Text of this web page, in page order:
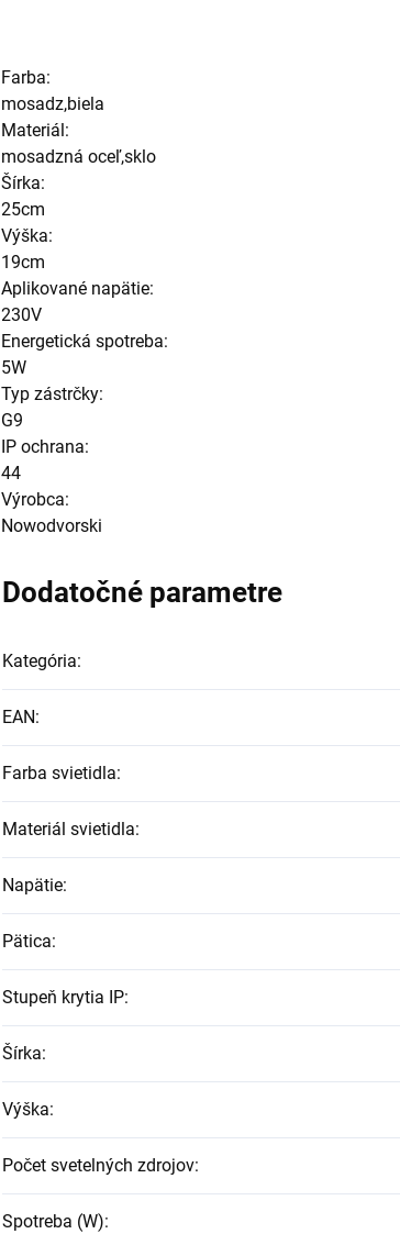
Farba:
mosadz,biela
Materiál:
mosadzná oceľ,sklo
Šírka:
25cm
Výška:
19cm
Aplikované napätie:
230V
Energetická spotreba:
5W
Typ zástrčky:
G9
IP ochrana:
44
Výrobca:
Nowodvorski
Dodatočné parametre
Kategória:
EAN:
Farba svietidla:
Materiál svietidla:
Napätie:
Pätica:
Stupeň krytia IP:
Šírka:
Výška:
Počet svetelných zdrojov:
Spotreba (W):